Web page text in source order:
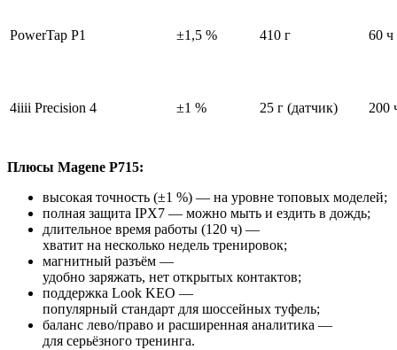
PowerTap P1 ±1,5 % 410 г 60 ч
4iiii Precision 4 ±1 % 25 г (датчик) 200
Плюсы Magene P715:
высокая точность (±1 %) — на уровне топовых моделей;
полная защита IPX7 — можно мыть и ездить в дождь;
длительное время работы (120 ч) —
хватит на несколько недель тренировок;
магнитный разъём —
удобно заряжать, нет открытых контактов;
поддержка Look KEO —
популярный стандарт для шоссейных туфель;
баланс лево/право и расширенная аналитика —
для серьёзного тренинга.